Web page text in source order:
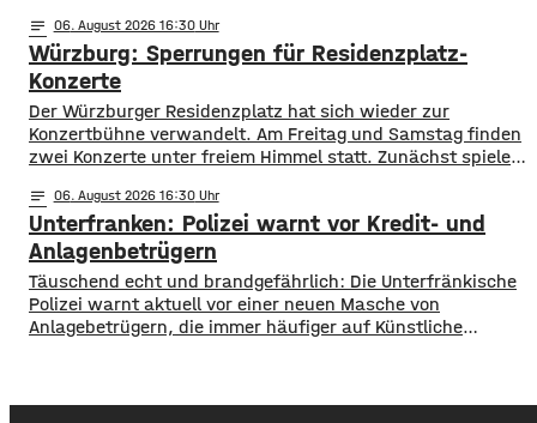
Bewerben können sich Bürger, Vereine und Organisationen.
Die Projekte sollen den Entwicklungszielen des Landkreises
dienen und das Bürgerengagement des Schweinfurter
Lands stärken. Die Entwicklungsziele sind:
Daseinsvorsorge, sozialer Zusammenhalt,
notes 06. August 2026 16:30
Würzburg: Sperrungen für Residenzplatz-
Konzerte
Der Würzburger Residenzplatz hat sich wieder zur
Konzertbühne verwandelt. Am Freitag und Samstag finden
zwei Konzerte unter freiem Himmel statt. Zunächst spielen
Samstag ist dann das Konzert des Duos Fast Boy. Das
Konzert von Roy Bianco und den Abbrunzati Boys ist
ausverkauft, rund 16.000 Menschen werden
notes 06. August 2026 16:30
Unterfranken: Polizei warnt vor Kredit- und
Anlagenbetrügern
​​Täuschend echt und brandgefährlich: Die Unterfränkische
Polizei warnt aktuell vor einer neuen Masche von
Anlagebetrügern, die immer häufiger auf Künstliche